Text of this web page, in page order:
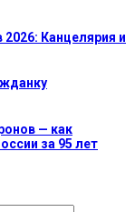
Канцелярия и
— как
за 95 лет